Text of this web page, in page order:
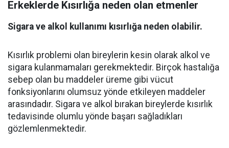
Erkeklerde Kısırlığa neden olan etmenler
Sigara ve alkol kullanımı kısırlığa neden olabilir.
Kısırlık problemi olan bireylerin kesin olarak alkol ve
sigara kulanmamaları gerekmektedir. Birçok hastalığa
sebep olan bu maddeler üreme gibi vücut
fonksiyonlarını olumsuz yönde etkileyen maddeler
arasındadır. Sigara ve alkol bırakan bireylerde kısırlık
tedavisinde olumlu yönde başarı sağladıkları
gözlemlenmektedir.